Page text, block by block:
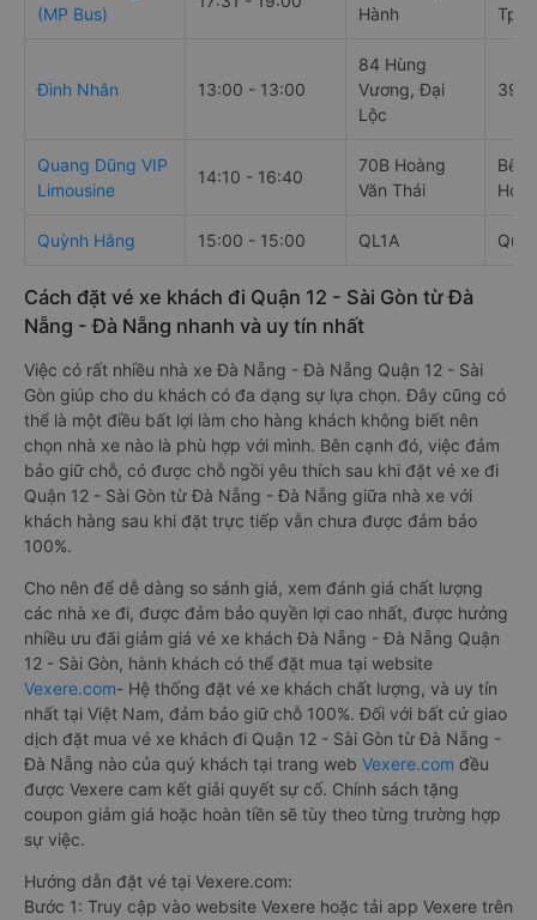
(MP Bus)
Hành
Tp.
Đình Nhân 13:00 - 13:00
84 Hùng
Vương, Đại
Lộc
39/
Quang Dũng VIP
Limousine
14:10 - 16:40
70B Hoàng
Văn Thái
Bến
Hóc
Quỳnh Hằng 15:00 - 15:00 QL1A
Cách đặt vé xe khách đi Quận 12 - Sài Gòn từ Đà
Nẵng - Đà Nẵng nhanh và uy tín nhất
Việc có rất nhiều nhà xe Đà Nẵng - Đà Nẵng Quận 12 - Sài
Gòn giúp cho du khách có đa dạng sự lựa chọn. Đây cũng có
thể là một điều bất lợi làm cho hàng khách không biết nên
chọn nhà xe nào là phù hợp với mình. Bên cạnh đó, việc đảm
bảo giữ chỗ, có được chỗ ngồi yêu thích sau khi đặt vé xe đi
Quận 12 - Sài Gòn từ Đà Nẵng - Đà Nẵng giữa nhà xe với
khách hàng sau khi đặt trực tiếp vẫn chưa được đảm bảo
100%.
Cho nên để dễ dàng so sánh giá, xem đánh giá chất lượng
các nhà xe đi, được đảm bảo quyền lợi cao nhất, được hưởng
nhiều ưu đãi giảm giá vé xe khách Đà Nẵng - Đà Nẵng Quận
12 - Sài Gòn, hành khách có thể đặt mua tại website
Vexere.com- Hệ thống đặt vé xe khách chất lượng, và uy tín
nhất tại Việt Nam, đảm bảo giữ chỗ 100%. Đối với bất cứ giao
dịch đặt mua vé xe khách đi Quận 12 - Sài Gòn từ Đà Nẵng -
Đà Nẵng nào của quý khách tại trang web Vexere.com đều
được Vexere cam kết giải quyết sự cố. Chính sách tặng
coupon giảm giá hoặc hoàn tiền sẽ tùy theo từng trường hợp
sự việc.
Hướng dẫn đặt vé tại Vexere.com:
Bước 1: Truy cập vào website Vexere hoặc tải app Vexere trên